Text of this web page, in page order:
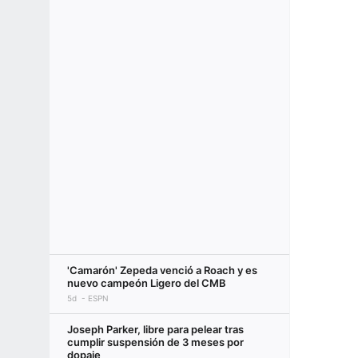
'Camarón' Zepeda venció a Roach y es
nuevo campeón Ligero del CMB
5d ESPN
Joseph Parker, libre para pelear tras
cumplir suspensión de 3 meses por
dopaje